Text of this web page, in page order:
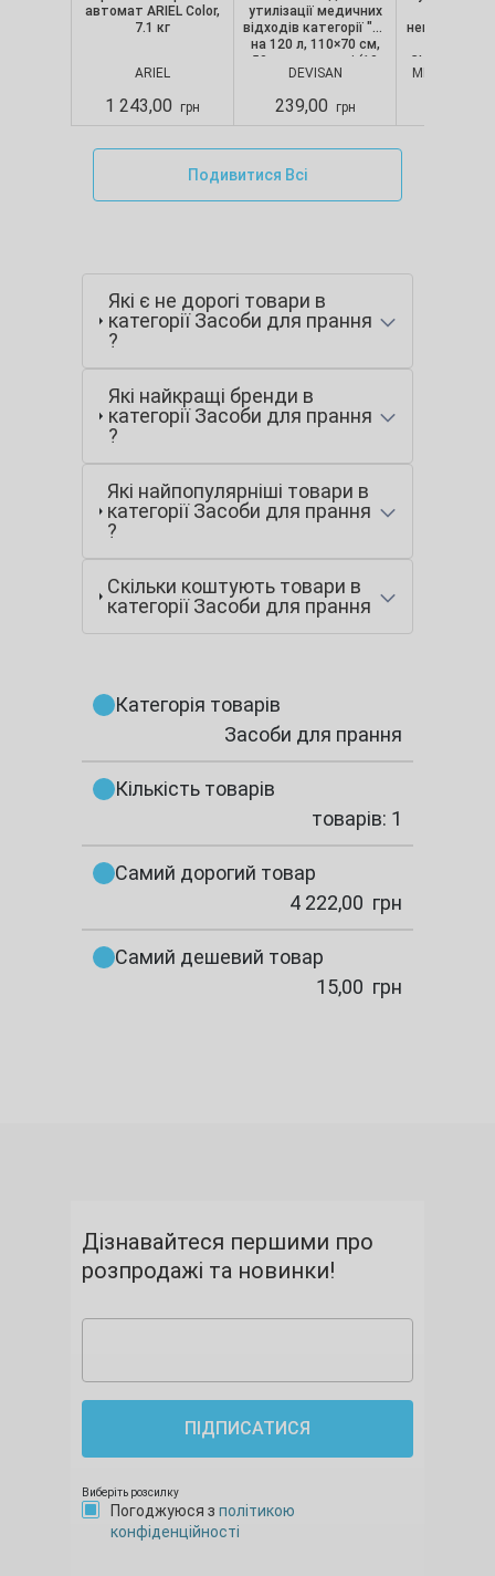
автомат ARIEL Color,
7.1 кг
ARIEL
1 243,00 грн
утилізації медичних
відходів категорії "B"
на 120 л, 110×70 см,
50 мкм, червоні (10
шт./уп.), Devisan
DEVISAN
239,00 грн
непопудрені,
CLASSIC,
MERCATOR
Подивитися Всі
Які є не дорогі товари в
категорії Засоби для прання
?
Які найкращі бренди в
категорії Засоби для прання
?
Які найпопулярніші товари в
категорії Засоби для прання
?
Скільки коштують товари в
категорії Засоби для прання
Категорія товарів
Засоби для прання
Кількість товарів
товарів: 1
Самий дорогий товар
4 222,00 грн
Самий дешевий товар
15,00 грн
Дізнавайтеся першими про
розпродажі та новинки!
ПІДПИСАТИСЯ
Виберіть розсилку
Погоджуюся з політикою
конфіденційності